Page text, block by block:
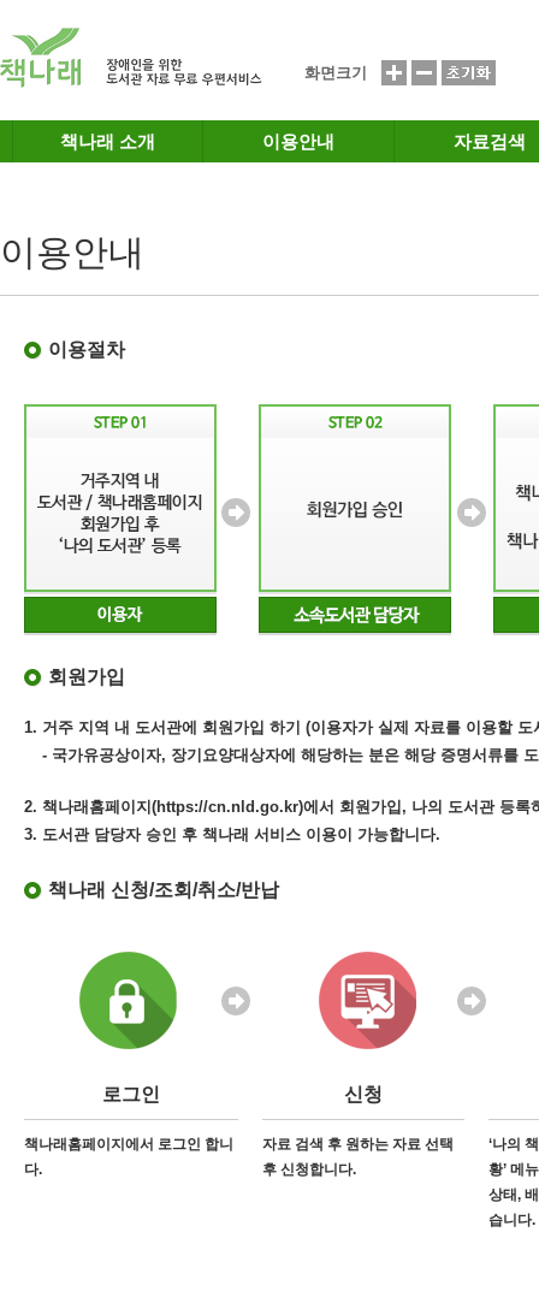
화면크기
책나래 소개 이용안내 자료검색
이용안내
이용절차
회원가입
1. 거주 지역 내 도서관에 회원가입 하기 (이용자가 실제 자료를 이용할 도
- 국가유공상이자, 장기요양대상자에 해당하는 분은 해당 증명서류를
2. 책나래홈페이지(https://cn.nld.go.kr)에서 회원가입, 나의 도서관 등록
3. 도서관 담당자 승인 후 책나래 서비스 이용이 가능합니다.
책나래 신청/조회/취소/반납
로그인
책나래홈페이지에서 로그인 합니
다.
신청
자료 검색 후 원하는 자료 선택
후 신청합니다.
‘나의
황’ 메
상태,
습니다.